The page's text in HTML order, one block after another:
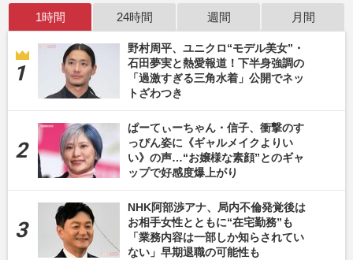
1時間 24時間 週間 月間
野村周平、ユニクロ“モデル美女”・
石田夢実と熱愛報道！下半身強調の
「過激すぎる三角水着」公開でネッ
トざわつき
ぱーてぃーちゃん・信子、衝撃のす
っぴん姿に《ギャルメイクよりい
い》の声…“お嬢様な素顔”とのギャ
ップで好感度爆上がり
NHK阿部渉アナ、局内不倫発覚後は
お相手女性とともに“在宅勤務”も
「業務内容は一部しか知らされてい
ない」早期退職の可能性も